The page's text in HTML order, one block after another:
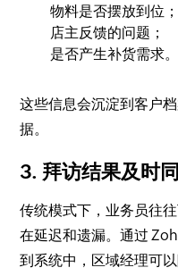
物料是否摆放到位；
店主反馈的问题；
是否产生补货需求。
这些信息会沉淀到客户
据。
3. 拜访结果及时
传统模式下，业务员往
在延迟和遗漏。通过
到系统中，区域经理可